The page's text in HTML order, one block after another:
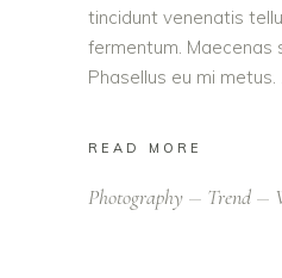
tincidunt venenatis
fermentum. Maecenas
Phasellus eu mi metus.
READ MORE
Photography Trend